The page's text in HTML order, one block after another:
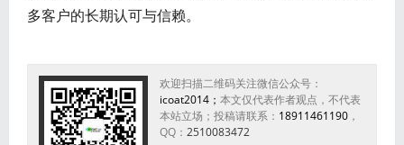
多客户的长期认可与信赖。
欢迎扫描二维码关注微信公众号：
icoat2014； 本文仅代表作者观点，不代表
本站立场；投稿请联系： 18911461190，
QQ： 2510083472